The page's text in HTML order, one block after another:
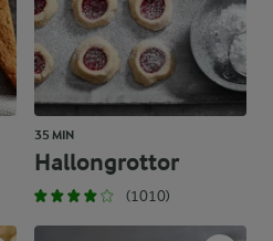
35 MIN
Hallongrottor
(1010)